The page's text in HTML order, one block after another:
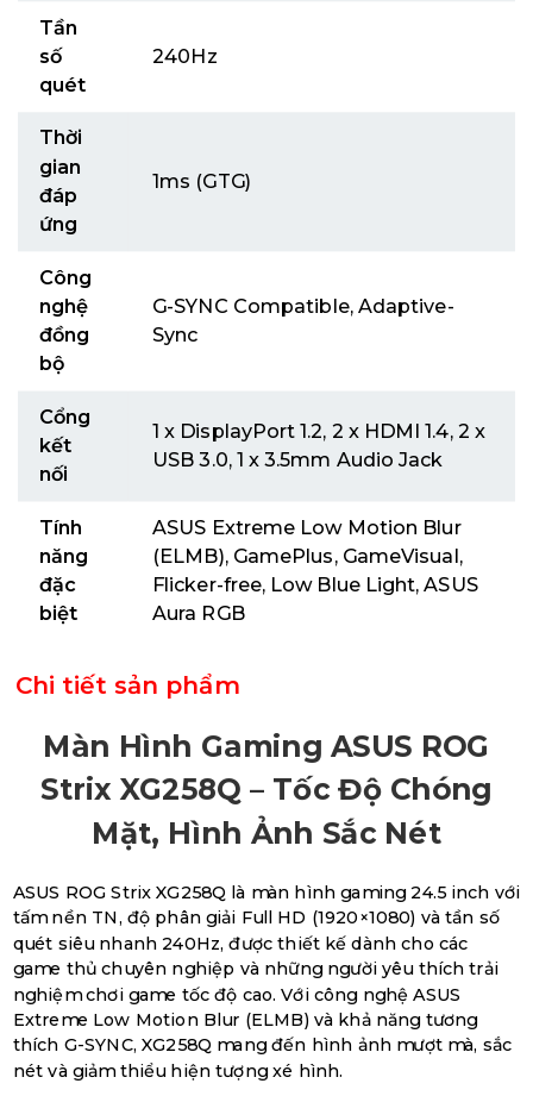
Tần
số
quét
240Hz
Thời
gian
đáp
ứng
1ms (GTG)
Công
nghệ
đồng
bộ
G-SYNC Compatible, Adaptive-
Sync
Cổng
kết
nối
1 x DisplayPort 1.2, 2 x HDMI 1.4, 2 x
USB 3.0, 1 x 3.5mm Audio Jack
Tính
năng
đặc
biệt
ASUS Extreme Low Motion Blur
(ELMB), GamePlus, GameVisual,
Flicker-free, Low Blue Light, ASUS
Aura RGB
Chi tiết sản phẩm
Màn Hình Gaming ASUS ROG
Strix XG258Q – Tốc Độ Chóng
Mặt, Hình Ảnh Sắc Nét
ASUS ROG Strix XG258Q là màn hình gaming 24.5 inch với
tấm nền TN, độ phân giải Full HD (1920×1080) và tần số
quét siêu nhanh 240Hz, được thiết kế dành cho các
game thủ chuyên nghiệp và những người yêu thích trải
nghiệm chơi game tốc độ cao. Với công nghệ ASUS
Extreme Low Motion Blur (ELMB) và khả năng tương
thích G-SYNC, XG258Q mang đến hình ảnh mượt mà, sắc
nét và giảm thiểu hiện tượng xé hình.